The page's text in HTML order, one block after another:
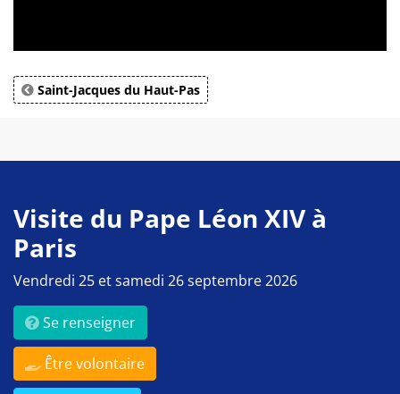
Saint-Jacques du Haut-Pas
Visite du Pape Léon XIV à
Paris
Vendredi 25 et samedi 26 septembre 2026
Se renseigner
Être volontaire